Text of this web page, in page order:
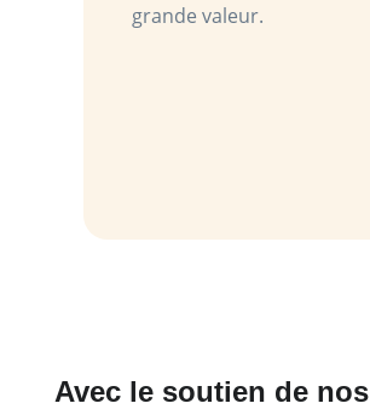
grande valeur.
Avec le soutien de nos